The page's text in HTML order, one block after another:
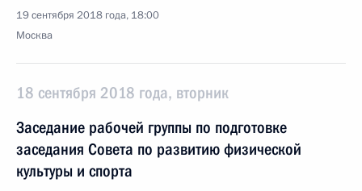
19 сентября 2018 года, 18:00
Москва
18 сентября 2018 года, вторник
Заседание рабочей группы по подготовке
заседания Совета по развитию физической
культуры и спорта